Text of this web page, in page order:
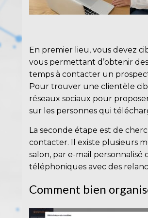
En premier lieu, vous devez
vous permettant d’obtenir
temps à contacter un
Pour trouver une clientèle
réseaux sociaux pour
sur les personnes qui
La seconde étape est de
contacter. Il existe plusieurs
salon, par e-mail personnalisé
téléphoniques avec des
Comment bien